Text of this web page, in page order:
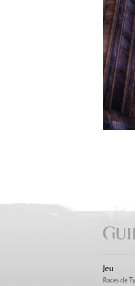
Jeu
Races de